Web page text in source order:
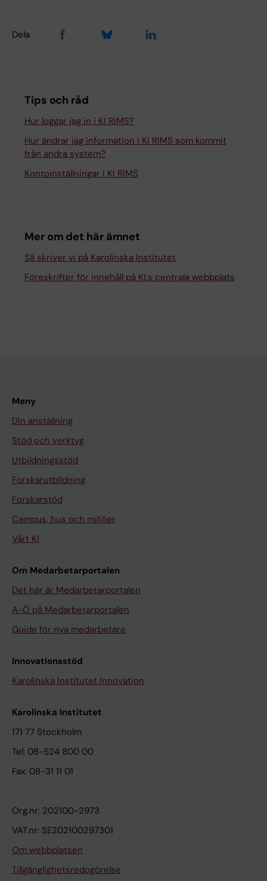
Dela
Tips och råd
Hur loggar jag in i KI RIMS?
Hur ändrar jag information i KI RIMS som kommit
från andra system?
Kontoinställningar i KI RIMS
Mer om det här ämnet
Så skriver vi på Karolinska Institutet
Föreskrifter för innehåll på KI:s centrala webbplats
Meny
Din anställning
Stöd och verktyg
Utbildningsstöd
Forskarutbildning
Forskarstöd
Campus, hus och miljöer
Vårt KI
Om Medarbetarportalen
Det här är Medarbetarportalen
A-Ö på Medarbetarportalen
Guide för nya medarbetare
Innovationsstöd
Karolinska Institutet Innovation
Karolinska Institutet
171 77 Stockholm
Tel: 08-524 800 00
Fax: 08-31 11 01
Org.nr: 202100-2973
VAT.nr: SE202100297301
Om webbplatsen
Tillgänglighetsredogörelse